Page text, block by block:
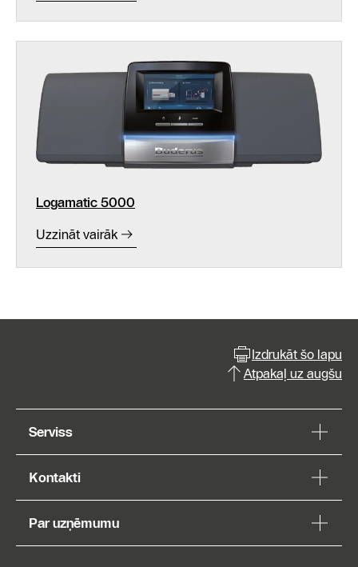
Logamatic 5000
Uzzināt vairāk
Izdrukāt šo lapu
Atpakaļ uz augšu
Serviss
Kontakti
Par uzņēmumu